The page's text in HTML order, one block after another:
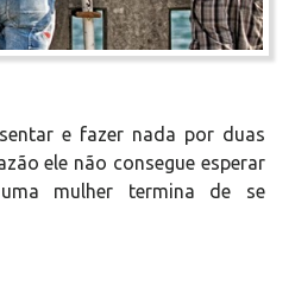
e fazer nada por duas
ele não consegue esperar
mulher termina de se